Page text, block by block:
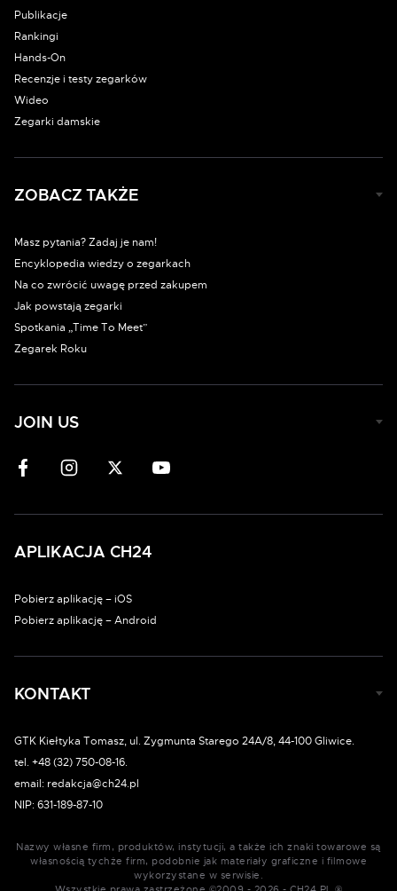
Publikacje
Rankingi
Hands-On
Recenzje i testy zegarków
Wideo
Zegarki damskie
ZOBACZ TAKŻE
Masz pytania? Zadaj je nam!
Encyklopedia wiedzy o zegarkach
Na co zwrócić uwagę przed zakupem
Jak powstają zegarki
Spotkania „Time To Meet”
Zegarek Roku
JOIN US
APLIKACJA CH24
Pobierz aplikację – iOS
Pobierz aplikację – Android
KONTAKT
GTK Kiełtyka Tomasz, ul. Zygmunta Starego 24A/8, 44-100 Gliwice.
tel. +48 (32) 750-08-16.
email: redakcja@ch24.pl
NIP: 631-189-87-10
Nazwy własne firm, produktów, instytucji, a także ich znaki towarowe są
własnością tychże firm, podobnie jak materiały graficzne i filmowe
wykorzystane w serwisie.